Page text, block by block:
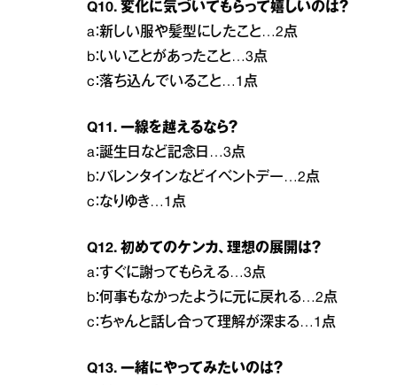
Q10. 変化に気づいてもらって嬉しいのは？
a：新しい服や髪型にしたこと…2点
b：いいことがあったこと…3点
c：落ち込んでいること…1点
Q11. 一線を越えるなら？
a：誕生日など記念日…3点
b：バレンタインなどイベントデー…2点
c：なりゆき…1点
Q12. 初めてのケンカ、理想の展開は？
a：すぐに謝ってもらえる…3点
b：何事もなかったように元に戻れる…2点
c：ちゃんと話し合って理解が深まる…1点
Q13. 一緒にやってみたいのは？